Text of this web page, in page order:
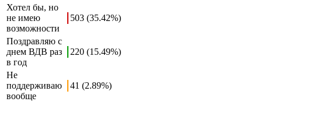
Хотел бы, но
не имею
возможности
503 (35.42%)
Поздравляю с
днем ВДВ раз
в год
220 (15.49%)
Не
поддерживаю
вообще
41 (2.89%)